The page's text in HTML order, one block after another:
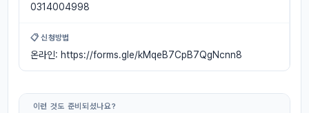
0314004998
📋 신청방법
온라인: https://forms.gle/kMqeB7CpB7QgNcnn8
이런 것도 준비되셨나요?